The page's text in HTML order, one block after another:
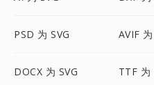
PSD 为 SVG AVIF
DOCX 为 SVG TTF 为